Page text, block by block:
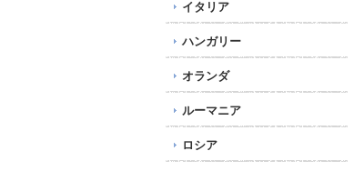
イタリア
ハンガリー
オランダ
ルーマニア
ロシア